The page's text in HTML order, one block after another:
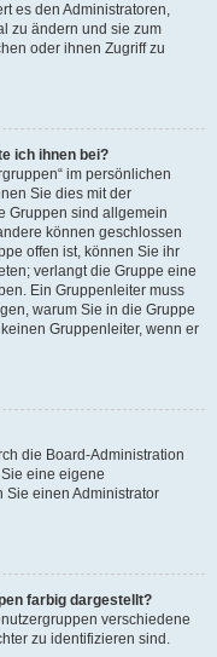
es den Administratoren,
zu ändern und sie zum
oder ihnen Zugriff zu
ich ihnen bei?
im persönlichen
Sie dies mit der
Gruppen sind allgemein
können geschlossen
offen ist, können Sie ihr
verlangt die Gruppe eine
Ein Gruppenleiter muss
warum Sie in die Gruppe
Gruppenleiter, wenn er
die Board-Administration
eine eigene
Sie einen Administrator
farbig dargestellt?
verschiedene
zu identifizieren sind.